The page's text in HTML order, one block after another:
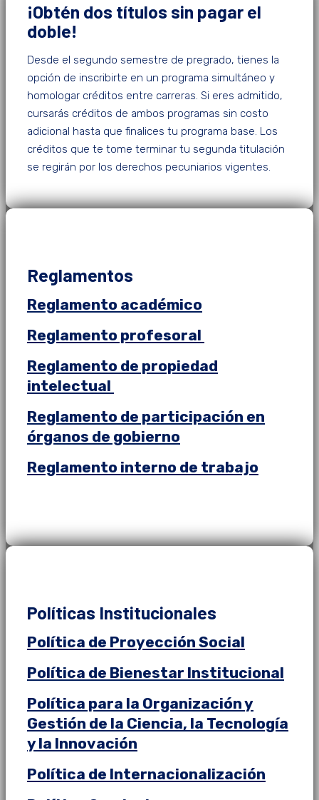
¡Obtén dos títulos sin pagar el
doble!
Desde el segundo semestre de pregrado, tienes la
opción de inscribirte en un programa simultáneo y
homologar créditos entre carreras. Si eres admitido,
cursarás créditos de ambos programas sin costo
adicional hasta que finalices tu programa base. Los
créditos que te tome terminar tu segunda titulación
se regirán por los derechos pecuniarios vigentes.
Reglamentos
Reglamento académico
Reglamento profesoral
Reglamento de propiedad
intelectual
Reglamento de participación en
órganos de gobierno
Reglamento interno de trabajo
Políticas Institucionales
Política de Proyección Social
Política de Bienestar Institucional
Política para la Organización y
Gestión de la Ciencia, la Tecnología
y la Innovación
Política de Internacionalización